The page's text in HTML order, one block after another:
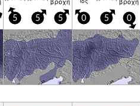
5 5 5 0 5 0